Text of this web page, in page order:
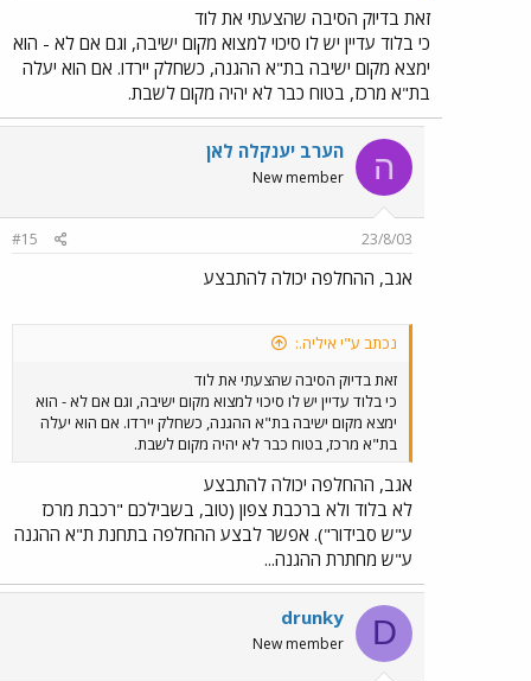
זאת בדיוק הסיבה שהצעתי את לוד
כי בלוד עדיין יש לו סיכוי למצוא מקום ישיבה, וגם אם לא - הוא
ימצא מקום ישיבה בת"א ההגנה, כשחלק יירדו. אם הוא יעלה
בת"א מרכז, בטוח כבר לא יהיה מקום לשבת.
ה הערב יענקלה לאן
New member
23/8/03
#15
אגב, ההחלפה יכולה להתבצע
נכתב ע"י איליה.:
זאת בדיוק הסיבה שהצעתי את לוד
כי בלוד עדיין יש לו סיכוי למצוא מקום ישיבה, וגם אם לא - הוא
ימצא מקום ישיבה בת"א ההגנה, כשחלק יירדו. אם הוא יעלה
בת"א מרכז, בטוח כבר לא יהיה מקום לשבת.
אגב, ההחלפה יכולה להתבצע
לא בלוד ולא ברכבת צפון (טוב, בשבילכם "רכבת מרכז
ע"ש סבידור"). אפשר לבצע ההחלפה בתחנת ת"א ההגנה
ע"ש מחתרת ההגנה...
D
drunky
New member